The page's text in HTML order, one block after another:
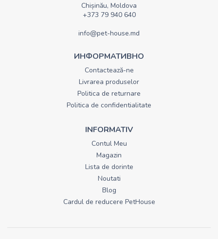
Chișinău, Moldova
+373 79 940 640
info@pet-house.md
ИНФОРМАТИВНО
Contactează-ne
Livrarea produselor
Politica de returnare
Politica de confidentialitate
INFORMATIV
Contul Meu
Magazin
Lista de dorinte
Noutati
Blog
Cardul de reducere PetHouse